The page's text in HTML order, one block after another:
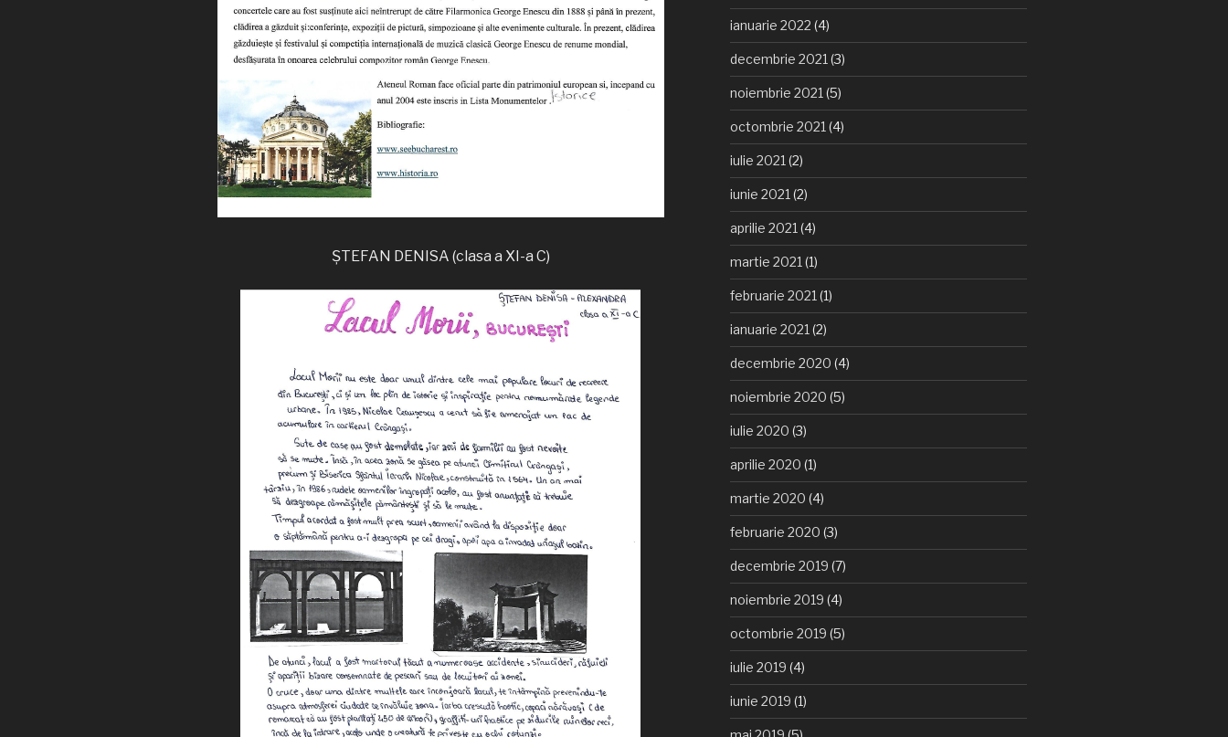
ȘTEFAN DENISA (clasa a XI-a C)
ianuarie 2022 (4)
decembrie 2021 (3)
noiembrie 2021 (5)
octombrie 2021 (4)
iulie 2021 (2)
iunie 2021 (2)
aprilie 2021 (4)
martie 2021 (1)
februarie 2021 (1)
ianuarie 2021 (2)
decembrie 2020 (4)
noiembrie 2020 (5)
iulie 2020 (3)
aprilie 2020 (1)
martie 2020 (4)
februarie 2020 (3)
decembrie 2019 (7)
noiembrie 2019 (4)
octombrie 2019 (5)
iulie 2019 (4)
iunie 2019 (1)